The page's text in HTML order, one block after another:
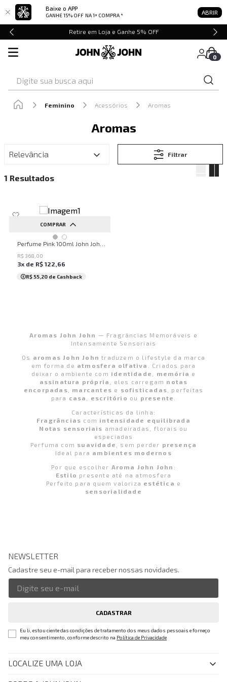
Baixe o APP
GANHE 15% OFF NA 1ª COMPRA * ABRIR
Retire em Loja e Ganhe 5% OFF
0
Feminino Acessórios Aromas
Aromas
Relevância Filtrar
1
COMPRAR
UN
R$ 368 00
3x de R$ 122,66
R$ 55,20 de Cashback
Aromas John John — Fragrâncias Memoráveis e
Intensamente Sensoriais
Os aromas John John traduzem o lifestyle da marca
em forma de atmosfera olfativa
. Criados para
deixar o ambiente com identidade memória e
assinatura própria
, eles carregam notas
encorpadas
marcantes e sofisticadas , perfeitas
para casa escritório ou presente
Características da linha:
Fragrâncias com intensidade equilibrada
Notas sensoriais amadeiradas, florais ou
especiadas
Perfuma com suavidade , sem perder presença
Ideal para ambientes modernos
Por que escolher Aroma John John :
Estilo presente até na atmosfera
Perfeito para quem valoriza estética e
sensorialidade
NEWSLETTER
Cadastre seu e-mail para receber nossas novidades.
CADASTRAR
Eu li, estou ciente das condições de tratamento dos meus dados pessoais e forneço
meu consentimento, conforme descrito na Política de Privacidade
LOCALIZE UMA LOJA